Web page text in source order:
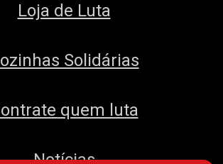
Loja de Luta
Solidárias
quem luta
Notícias